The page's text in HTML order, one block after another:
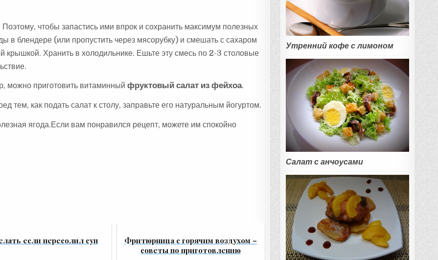
чтобы запастись ими впрок и сохранить максимум полезных
в блендере (или пропустить через мясорубку) и смешать с сахаром
крышкой. Хранить в холодильнике. Ешьте эту смесь по 2-3 столовые
можно приготовить витаминныйфруктовый салат из фейхоа.
тем, как подать салат к столу, заправьте его натуральным йогуртом.
ягода.Если вам понравился рецепт, можете им спокойно
если пересолил суп
Фритюрница с горячим воздухом –
советы по приготовлению
Утренний кофе с лимоном
Салат с анчоусами